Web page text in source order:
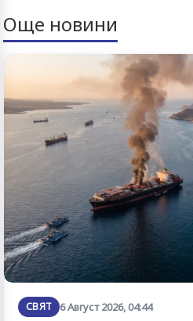
Още новини
СВЯТ 6 Август 2026, 04:44